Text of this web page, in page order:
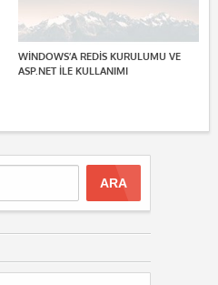
WINDOWS’A REDIS KURULUMU VE
ASP.NET ILE KULLANIMI